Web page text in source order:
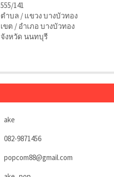
555/141
ตำบล / แขวง บางบัวทอง
เขต / อำเภอ บางบัวทอง
จังหวัด นนทบุรี
ake
082-9871456
popcom88@gmail.com